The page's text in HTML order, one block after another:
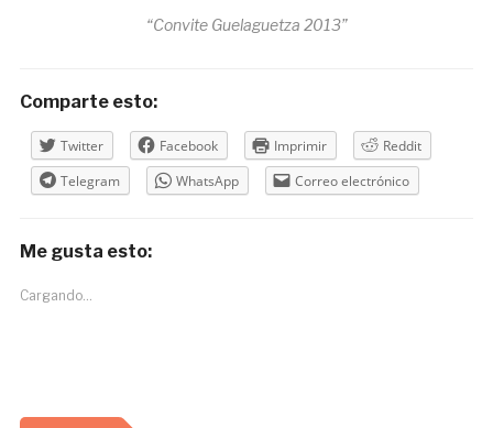
“Convite Guelaguetza 2013”
Comparte esto:
Twitter Facebook Imprimir
Reddit
Telegram
WhatsApp Correo electrónico
Me gusta esto:
Cargando...